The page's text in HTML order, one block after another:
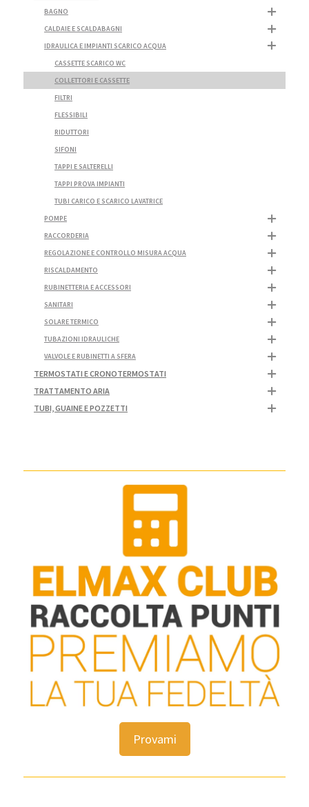
BAGNO
CALDAIE E SCALDABAGNI
IDRAULICA E IMPIANTI SCARICO ACQUA
CASSETTE SCARICO WC
COLLETTORI E CASSETTE
FILTRI
FLESSIBILI
RIDUTTORI
SIFONI
TAPPI E SALTERELLI
TAPPI PROVA IMPIANTI
TUBI CARICO E SCARICO LAVATRICE
POMPE
RACCORDERIA
REGOLAZIONE E CONTROLLO MISURA ACQUA
RISCALDAMENTO
RUBINETTERIA E ACCESSORI
SANITARI
SOLARE TERMICO
TUBAZIONI IDRAULICHE
VALVOLE E RUBINETTI A SFERA
TERMOSTATI E CRONOTERMOSTATI
TRATTAMENTO ARIA
TUBI, GUAINE E POZZETTI
Provami